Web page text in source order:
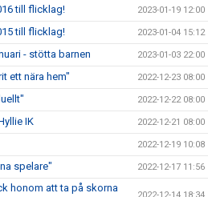
till flicklag! 2023-01-19 12:00
till flicklag! 2023-01-04 15:12
- stötta barnen 2023-01-03 22:00
ett nära hem" 2022-12-23 08:00
2022-12-22 08:00
IK 2022-12-21 08:00
2022-12-19 10:08
spelare" 2022-12-17 11:56
honom att ta på skorna